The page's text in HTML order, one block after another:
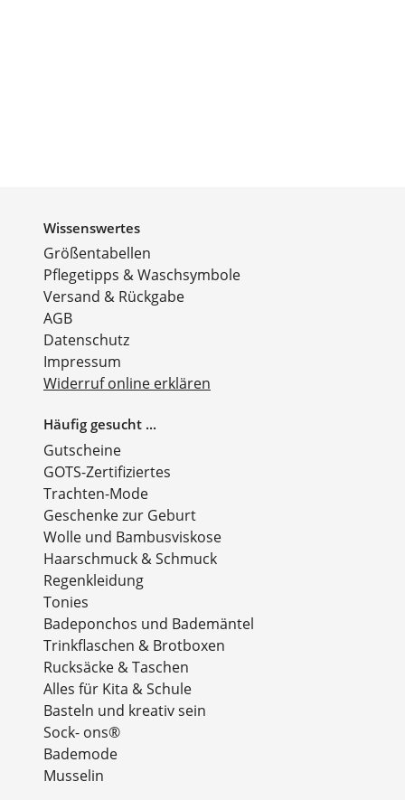
Wissenswertes
Größentabellen
Pflegetipps & Waschsymbole
Versand & Rückgabe
AGB
Datenschutz
Impressum
Widerruf online erklären
Häufig gesucht ...
Gutscheine
GOTS-Zertifiziertes
Trachten-Mode
Geschenke zur Geburt
Wolle und Bambusviskose
Haarschmuck & Schmuck
Regenkleidung
Tonies
Badeponchos und Bademäntel
Trinkflaschen & Brotboxen
Rucksäcke & Taschen
Alles für Kita & Schule
Basteln und kreativ sein
Sock- ons®
Bademode
Musselin